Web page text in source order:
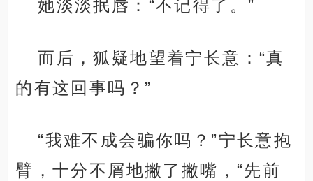
她淡淡抿唇：“不记得了。”
而后，狐疑地望着宁长意：“真
的有这回事吗？”
“我难不成会骗你吗？”宁长意抱
臂，十分不屑地撇了撇嘴，“先前